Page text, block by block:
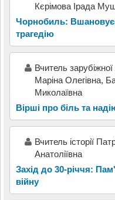
Кєрімова Ірада
Чорнобиль:
трагедію
Вчитель
Маріна Олегівна,
Миколаївна
Вірші про біль та
Вчитель історії
Анатоліївна
Захід до 30-річчя:
війну